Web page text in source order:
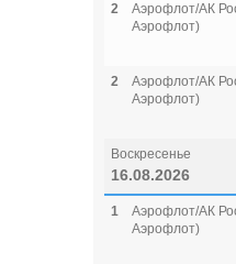
2
Аэрофлот/АК
Аэрофлот)
2
Аэрофлот/АК
Аэрофлот)
Воскресенье
16.08.2026
1
Аэрофлот/АК
Аэрофлот)